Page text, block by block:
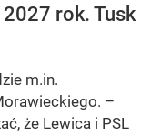
rok. Tusk
m.in.
–
że Lewica i PSL